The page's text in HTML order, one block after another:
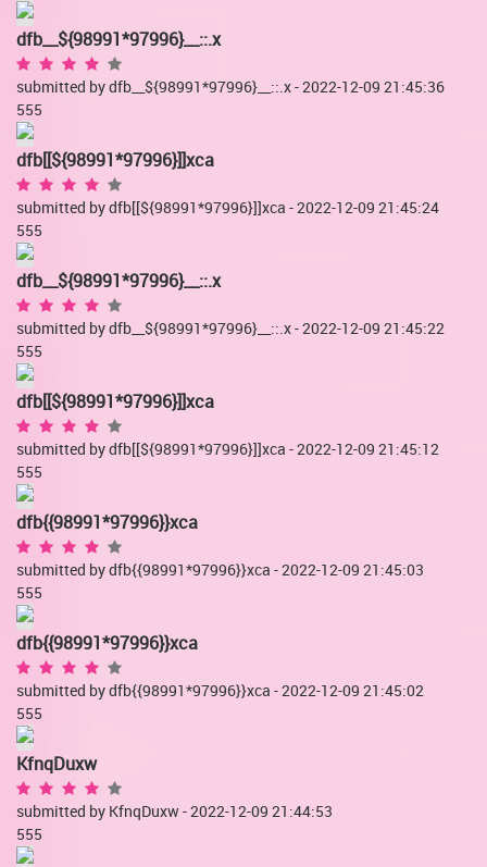
dfb__${98991*97996}__::.x
submitted by dfb__${98991*97996}__::.x - 2022-12-09 21:45:36
555
dfb[[${98991*97996}]]xca
submitted by dfb[[${98991*97996}]]xca - 2022-12-09 21:45:24
555
dfb__${98991*97996}__::.x
submitted by dfb__${98991*97996}__::.x - 2022-12-09 21:45:22
555
dfb[[${98991*97996}]]xca
submitted by dfb[[${98991*97996}]]xca - 2022-12-09 21:45:12
555
dfb{{98991*97996}}xca
submitted by dfb{{98991*97996}}xca - 2022-12-09 21:45:03
555
dfb{{98991*97996}}xca
submitted by dfb{{98991*97996}}xca - 2022-12-09 21:45:02
555
KfnqDuxw
submitted by KfnqDuxw - 2022-12-09 21:44:53
555